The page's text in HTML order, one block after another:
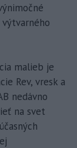
malieb je
Rev, vresk a
nedávno
na svet